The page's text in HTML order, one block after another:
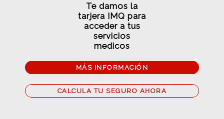
Te damos la
tarjera IMQ para
acceder a tus
servicios
medicos
MÁS INFORMACIÓN
CALCULA TU SEGURO AHORA